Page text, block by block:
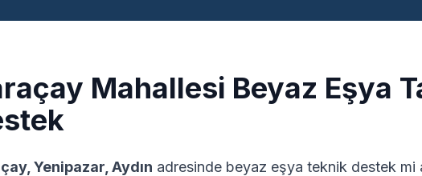
Mahallesi Beyaz Eşya
, Yenipazar Aydın adresinde beyaz eşya teknik destek mi